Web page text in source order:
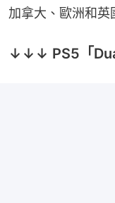
加拿大、歐洲和英
↓↓↓ PS5「